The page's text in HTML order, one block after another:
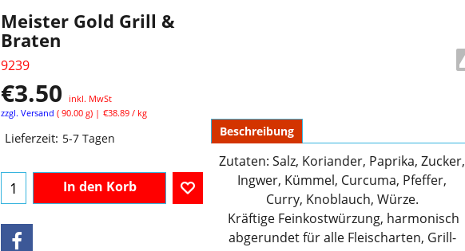
Meister Gold Grill &
Braten
9239
€3.50
inkl. MwSt
zzgl. Versand
90.00 g €38.89 / kg
Lieferzeit: 5-7 Tagen
In den Korb
Beschreibung
Zutaten: Salz, Koriander, Paprika, Zucker,
Ingwer, Kümmel, Curcuma, Pfeffer,
Curry, Knoblauch, Würze.
Kräftige Feinkostwürzung, harmonisch
abgerundet für alle Fleischarten, Grill-